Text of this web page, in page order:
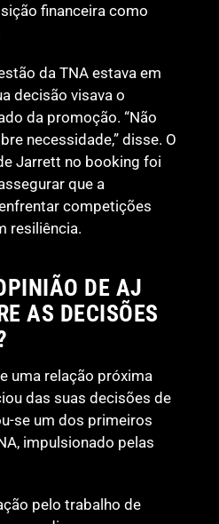
financeira como
da TNA estava em
decisão visava o
da promoção. “Não
necessidade,” disse. O
Jarrett no booking foi
que a
competições
resiliência.
DE AJ
AS DECISÕES
uma relação próxima
das suas decisões de
se um dos primeiros
impulsionado pelas
pelo trabalho de